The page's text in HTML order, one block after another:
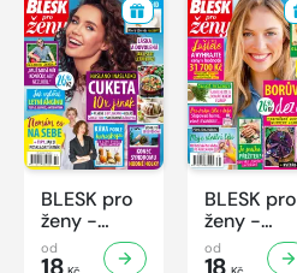
BLESK pro
ženy -
32/2026
od
18
BLESK pro
ženy -
31/2026
od
18